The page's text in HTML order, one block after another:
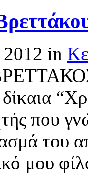
2012 in
δίκαια
που
του
μου